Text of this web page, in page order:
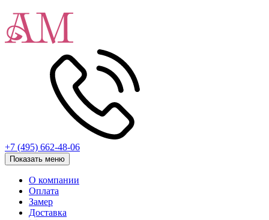
+7 (495) 662-48-06
Показать меню
О компании
Оплата
Замер
Доставка